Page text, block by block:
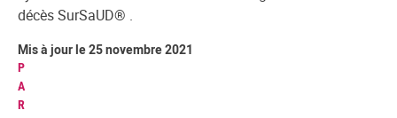
décès SurSaUD® .
P
A
R
Mis à jour le 25 novembre 2021